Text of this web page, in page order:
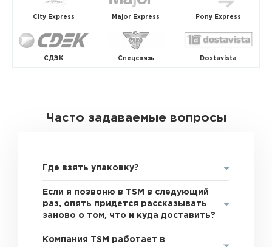
City Express Major Express Pony Express
СДЭК Спецсвязь Dostavista
Часто задаваемые вопросы
Где взять упаковку?
Если я позвоню в TSM в следующий
раз, опять придется рассказывать
заново о том, что и куда доставить?
Компания TSM работает в